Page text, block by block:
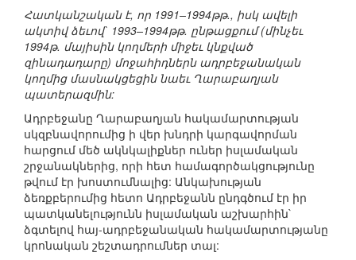
Հատկանշական է, որ 1991–1994թթ., իսկ ավելի
ակտիվ ձեւով` 1993–1994թթ. ընթացքում (մինչեւ
1994թ. մայիսին կողմերի միջեւ կնքված
զինադադարը) մոջահիդներն ադրբեջանական
կողմից մասնակցեցին նաեւ Ղարաբաղյան
պատերազմին:
Ադրբեջանը Ղարաբաղյան հակամարտության
սկզբնավորումից ի վեր խնդրի կարգավորման
հարցում մեծ ակնկալիքներ ուներ իսլամական
շրջանակներից, որի հետ համագործակցությունը
թվում էր խոստումնալից: Անկախության
ձեռքբերումից հետո Ադրբեջանն ընդգծում էր իր
պատկանելությունն իսլամական աշխարհին`
ձգտելով հայ-ադրբեջանական հակամարտությանը
կրոնական շեշտադրումներ տալ: